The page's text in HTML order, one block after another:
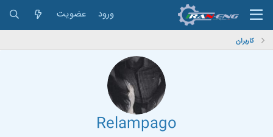
ورود عضویت
کاربران
Relampago